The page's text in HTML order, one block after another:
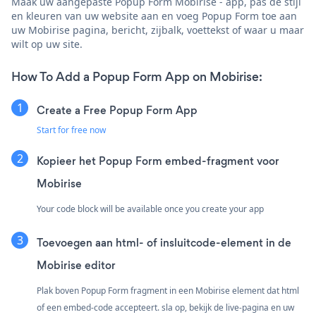
en kleuren van uw website aan en voeg Popup Form toe aan
uw Mobirise pagina, bericht, zijbalk, voettekst of waar u maar
wilt op uw site.
How To Add a Popup Form App on Mobirise:
Create a Free Popup Form App
Start for free now
Kopieer het Popup Form embed-fragment voor
Mobirise
Your code block will be available once you create your app
Toevoegen aan html- of insluitcode-element in de
Mobirise editor
Plak boven Popup Form fragment in een Mobirise element dat html
of een embed-code accepteert. sla op, bekijk de live-pagina en uw